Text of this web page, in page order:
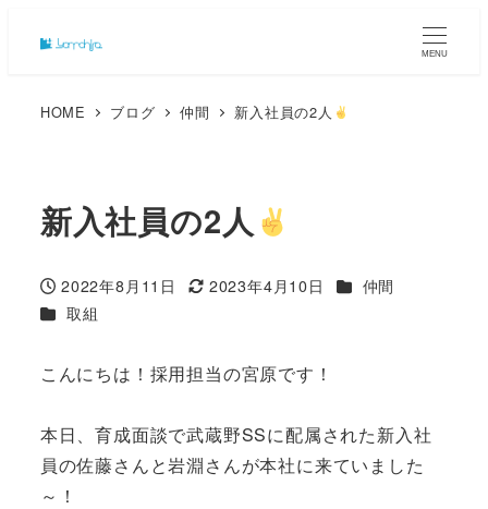
MENU
HOME ブログ 仲間 新入社員の2人
新入社員の2人
投稿日
2022年8月11日
更新日
2023年4月10日 カテゴリー
仲間
カテゴリー
取組
こんにちは！採用担当の宮原です！
本日、育成面談で武蔵野SSに配属された新入社
員の佐藤さんと岩淵さんが本社に来ていました
～！